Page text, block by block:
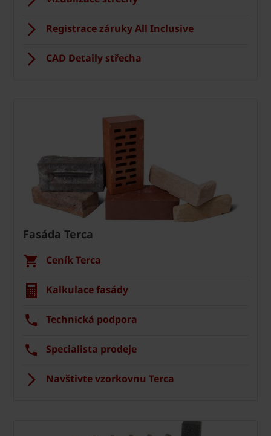
Registrace záruky All Inclusive
CAD Detaily střecha
Fasáda Terca
Ceník Terca
Kalkulace fasády
Technická podpora
Specialista prodeje
Navštivte vzorkovnu Terca